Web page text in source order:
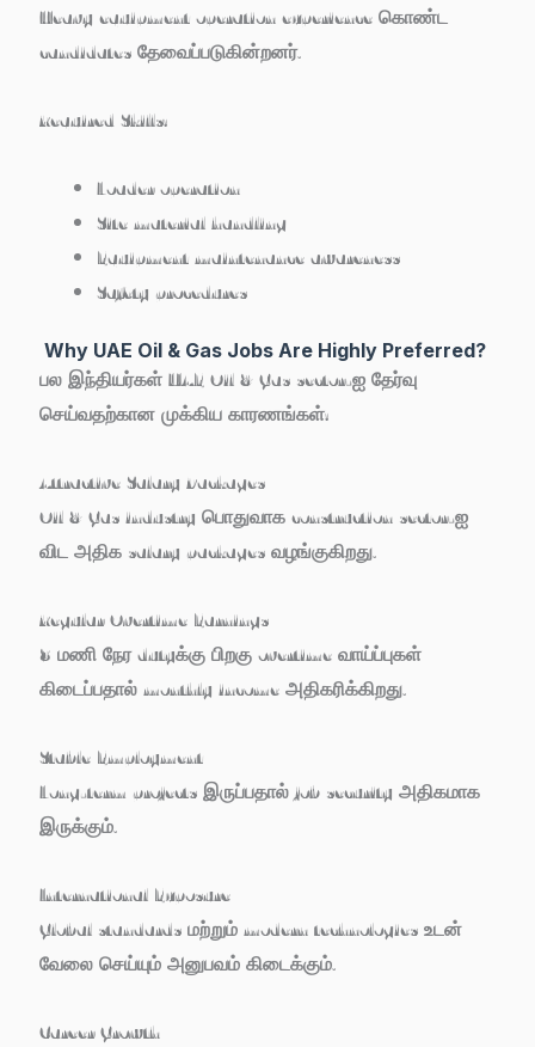
Heavy equipment operation experience கொண்ட
candidates தேவைப்படுகின்றனர்.
Required Skills:
Loader operation
Site material handling
Equipment maintenance awareness
Safety procedures
Why UAE Oil & Gas Jobs Are Highly Preferred?
பல இந்தியர்கள் UAE Oil & Gas sector-ஐ தேர்வு
செய்வதற்கான முக்கிய காரணங்கள்:
Attractive Salary Packages
Oil & Gas industry பொதுவாக construction sector-ஐ
விட அதிக salary packages வழங்குகிறது.
Regular Overtime Earnings
8 மணி நேர dutyக்கு பிறகு overtime வாய்ப்புகள்
கிடைப்பதால் monthly income அதிகரிக்கிறது.
Stable Employment
Long-term projects இருப்பதால் job security அதிகமாக
இருக்கும்.
International Exposure
Global standards மற்றும் modern technologies உடன்
வேலை செய்யும் அனுபவம் கிடைக்கும்.
Career Growth